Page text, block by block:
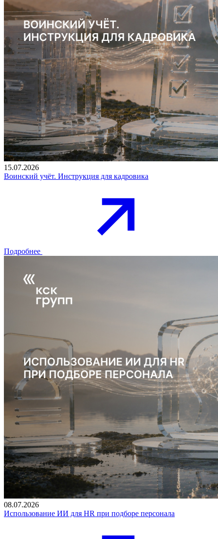
15.07.2026
Воинский учёт. Инструкция для кадровика
Подробнее
08.07.2026
Использование ИИ для HR при подборе персонала